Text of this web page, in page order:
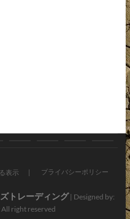
・ す
す
め
社
情
報
プ
リ・
問
い
表示 プライバシーポリシー
トレーディング| Designed by:
right reserved